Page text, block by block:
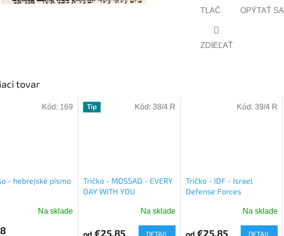
TLAČ OPÝTAŤ SA
ZDIEĽAŤ
tovar
- hebrejské písmo
Na sklade
Kód: 169 Tip
Tričko - MOSSAD - EVERY
DAY WITH YOU
Na sklade
od €25,85 DETAIL
Kód: 38/4 R
Tričko - IDF - Israel
Defense Forces
Na sklade
od €25,85 DETAIL
Kód:39/4 R